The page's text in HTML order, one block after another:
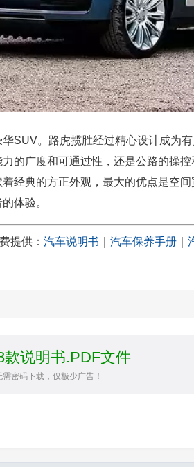
SUV。路虎揽胜经过精心设计成为
的广度和可通过性，还是公路的操
经典的方正外观，最大的优点是空
体验。
提供： 汽车说明书 汽车保养手册
款说明书.PDF文件
密码下载，仅极少广告！